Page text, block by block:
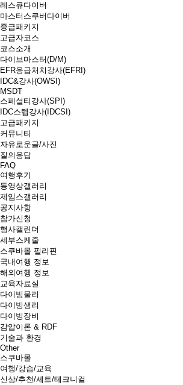
레스큐다이버
마스터스쿠버다이버
중급패키지
고급자코스
코스소개
다이브마스터(D/M)
EFR응급처치강사(EFRI)
IDC&강사(OWSI)
MSDT
스페셜티강사(SPI)
IDC스텝강사(IDCSI)
고급패키지
커뮤니티
자유로운글/사진
질의응답
FAQ
여행후기
동영상갤러리
제임스갤러리
공지사항
참가신청
행사캘린더
세부스케줄
스쿠바몰 필리핀
국내여행 정보
해외여행 정보
교육자료실
다이빙물리
다이빙생리
다이빙장비
감압이론 & RDF
기술과 환경
Other
스쿠바몰
여행/강습/교육
신상/추천/세트/테크니컬